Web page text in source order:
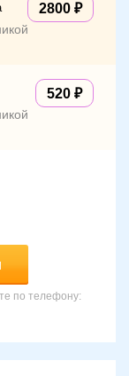
2800
520
по телефону: